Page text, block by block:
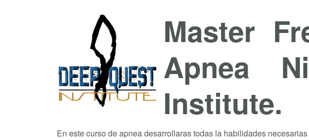
Master
Apnea
Institute.
En este curso de apnea desarrollaras todas la habilidades